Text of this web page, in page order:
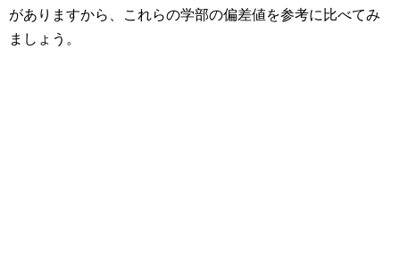
がありますから、これらの学部の偏差値を参考に比べてみ
ましょう。